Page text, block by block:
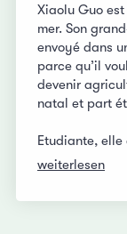
Xiaolu Guo
mer. Son
envoyé dans
parce qu’il
devenir
natal et part
Etudiante, elle
weiterlesen